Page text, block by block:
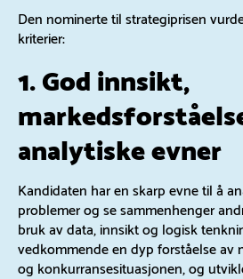
Den nominerte til strategiprisen
kriterier:
1. God innsikt,
analytiske evner
Kandidaten har en skarp evne til å
problemer og se sammenhenger
bruk av data, innsikt og logisk
vedkommende en dyp forståelse av
og konkurransesituasjonen, og